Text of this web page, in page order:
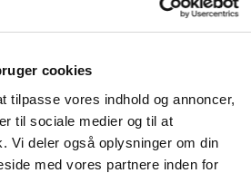
cookies
tilpasse vores indhold og annoncer,
til sociale medier og til at
Vi deler også oplysninger om din
med vores partnere inden for
er vi mere end vores produkter. Vi
og sparring, når du skal vælge,
er den rigtige for dig. Vælger du
korrekt, så du får en løsning,
du tryghed i form af kompetent
os.
du skal vælge Vølund Varmeteknik